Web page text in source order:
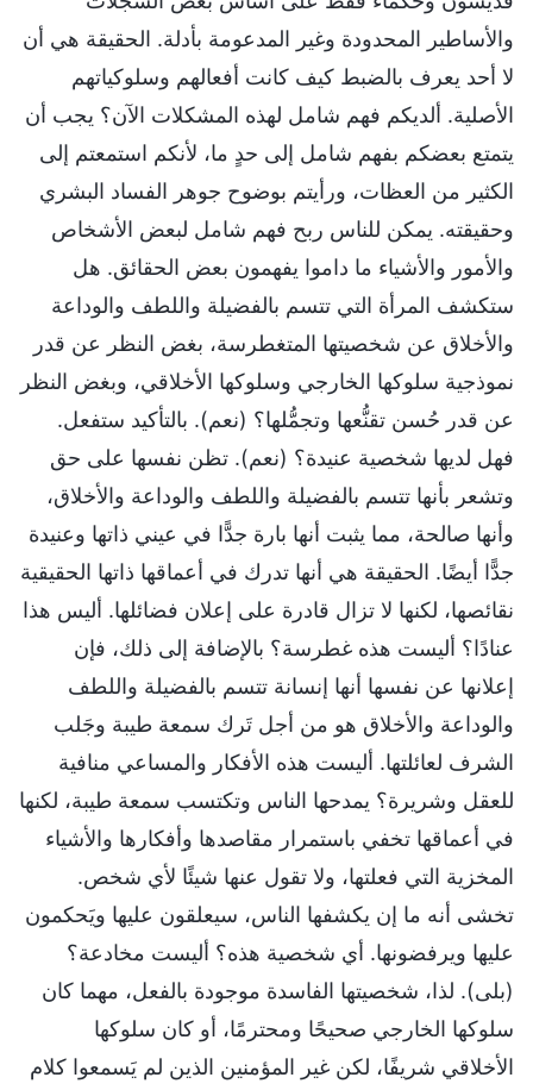
والأساطير المحدودة وغير المدعومة بأدلة. الحقيقة هي أن
لا أحد يعرف بالضبط كيف كانت أفعالهم وسلوكياتهم
الأصلية. ألديكم فهم شامل لهذه المشكلات الآن؟ يجب أن
يتمتع بعضكم بفهم شامل إلى حدٍ ما، لأنكم استمعتم إلى
الكثير من العظات، ورأيتم بوضوح جوهر الفساد البشري
وحقيقته. يمكن للناس ربح فهم شامل لبعض الأشخاص
والأمور والأشياء ما داموا يفهمون بعض الحقائق. هل
ستكشف المرأة التي تتسم بالفضيلة واللطف والوداعة
والأخلاق عن شخصيتها المتغطرسة، بغض النظر عن قدر
نموذجية سلوكها الخارجي وسلوكها الأخلاقي، وبغض النظر
عن قدر حُسن تقنُّعها وتجمُّلها؟ (نعم). بالتأكيد ستفعل.
فهل لديها شخصية عنيدة؟ (نعم). تظن نفسها على حق
وتشعر بأنها تتسم بالفضيلة واللطف والوداعة والأخلاق،
وأنها صالحة، مما يثبت أنها بارة جدًّا في عيني ذاتها وعنيدة
جدًّا أيضًا. الحقيقة هي أنها تدرك في أعماقها ذاتها الحقيقية
نقائصها، لكنها لا تزال قادرة على إعلان فضائلها. أليس هذا
عنادًا؟ أليست هذه غطرسة؟ بالإضافة إلى ذلك، فإن
إعلانها عن نفسها أنها إنسانة تتسم بالفضيلة واللطف
والوداعة والأخلاق هو من أجل تَرك سمعة طيبة وجَلب
الشرف لعائلتها. أليست هذه الأفكار والمساعي منافية
للعقل وشريرة؟ يمدحها الناس وتكتسب سمعة طيبة، لكنها
في أعماقها تخفي باستمرار مقاصدها وأفكارها والأشياء
المخزية التي فعلتها، ولا تقول عنها شيئًا لأي شخص.
تخشى أنه ما إن يكشفها الناس، سيعلقون عليها ويَحكمون
عليها ويرفضونها. أي شخصية هذه؟ أليست مخادعة؟
(بلى). لذا، شخصيتها الفاسدة موجودة بالفعل، مهما كان
سلوكها الخارجي صحيحًا ومحترمًا، أو كان سلوكها
الأخلاقي شريفًا، لكن غير المؤمنين الذين لم يَسمعوا كلام